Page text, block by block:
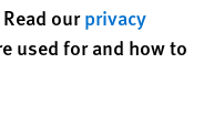
ourprivacy
used for and how to